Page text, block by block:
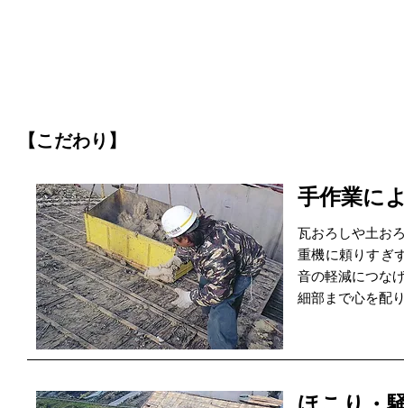
【こだわり】
手作業に
瓦おろしや土お
重機に頼りすぎ
音の軽減につな
細部まで心を配